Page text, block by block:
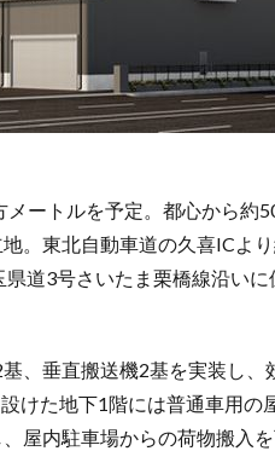
ートルを予定。都心から約
。東北自動車道の久喜ICより
道3号さいたま栗橋線沿い
、垂直搬送機2基を実装し、
けた地下1階には普通車用の
屋内駐車場からの荷物搬入